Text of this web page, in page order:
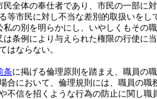
民全体の奉仕者であり、市民の一部に
等市民に対し不当な差別的取扱いをし
私の別を明らかにし、いやしくもその
は条例により与えられた権限の行使に
はならない。
条に掲げる倫理原則を踏まえ、職員の
合において、倫理規則には、職員の
不信を招くような行為の防止に関し職